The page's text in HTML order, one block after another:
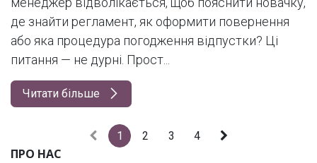
де знайти регламент, як оформити повернення
або яка процедура погодження відпустки? Ці
питання — не дурні. Прост...
Читати більше
1 2 3 4
ПРО НАС